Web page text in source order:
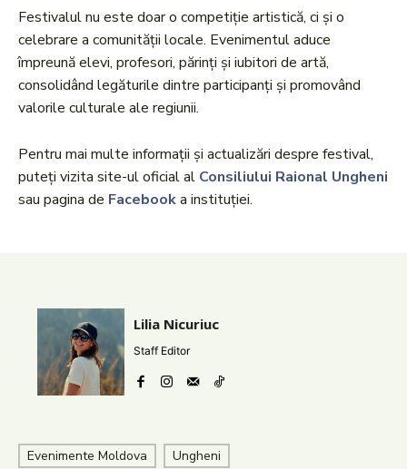
Festivalul nu este doar o competiție artistică, ci și o
celebrare a comunității locale. Evenimentul aduce
împreună elevi, profesori, părinți și iubitori de artă,
consolidând legăturile dintre participanți și promovând
valorile culturale ale regiunii.
Pentru mai multe informații și actualizări despre festival,
puteți vizita site-ul oficial al Consiliului Raional Ungheni
sau pagina de Facebooka instituției.
Lilia Nicuriuc
Staff Editor
Evenimente Moldova Ungheni